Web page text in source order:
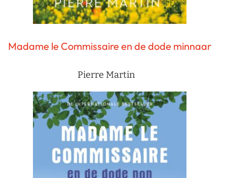
Madame le Commissaire en de dode minnaar
Pierre Martin